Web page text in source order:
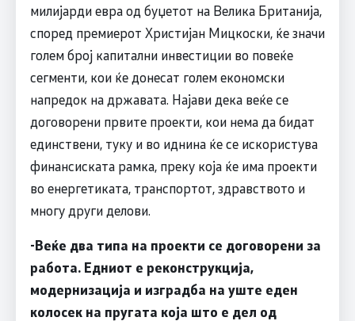
милијарди евра од буџетот на Велика Британија,
според премиерот Христијан Мицкоски, ќе значи
голем број капитални инвестиции во повеќе
сегменти, кои ќе донесат голем економски
напредок на државата. Најави дека веќе се
договорени првите проекти, кои нема да бидат
единствени, туку и во иднина ќе се искористува
финансиската рамка, преку која ќе има проекти
во енергетиката, транспортот, здравството и
многу други делови.
-Веќе два типа на проекти се договорени за
работа. Едниот е реконструкција,
модернизација и изградба на уште еден
колосек на пругата која што е дел од